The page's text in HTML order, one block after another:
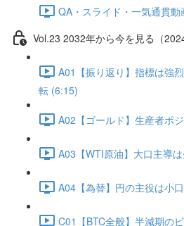
QA・スライド・一気通貫
Vol.23 2032年から今を見る（
A01【振り返り】指標は強
転 (6:15)
A02【ゴールド】生産者ポ
A03【WTI原油】大口主導
A04【為替】円の主役は小
C01【BTC全般】半減期の